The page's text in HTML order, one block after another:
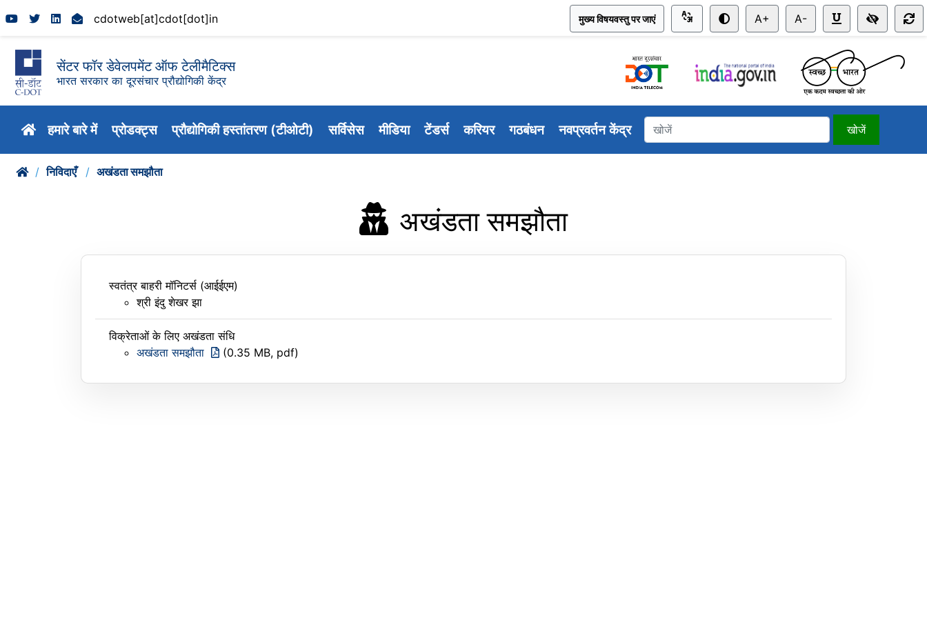
cdotweb[at]cdot[dot]in मुख्य विषयवस्तु पर जाएं A+ A-
सेंटर फॉर डेवेलपमेंट ऑफ टेलीमैटिक्स
भारत सरकार का दूरसंचार प्रौद्योगिकी केंद्र
हमारे बारे में प्रोडक्ट्स प्रौद्योगिकी हस्तांतरण (टीओटी) सर्विसेस मीडिया टेंडर्स करियर गठबंधन नवप्रवर्तन केंद्र खोजें
निविदाएँ अखंडता समझौता
अखंडता समझौता
स्वतंत्र बाहरी मॉनिटर्स (आईईएम)
श्री इंदु शेखर झा
विक्रेताओं के लिए अखंडता संधि
अखंडता समझौता
(0.35 MB, pdf)